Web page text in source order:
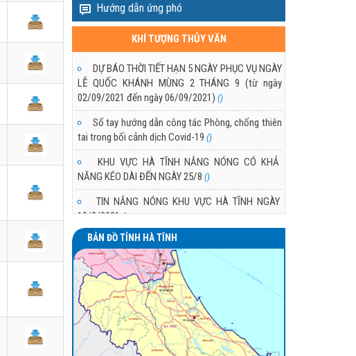
Hướng dẫn ứng phó
KHÍ TƯỢNG THỦY VĂN
DỰ BÁO THỜI TIẾT HẠN 5 NGÀY PHỤC VỤ NGÀY
LỄ QUỐC KHÁNH MÙNG 2 THÁNG 9 (từ ngày
02/09/2021 đến ngày 06/09/2021) ()
Sổ tay hướng dẫn công tác Phòng, chống thiên
tai trong bối cảnh dịch Covid-19 ()
KHU VỰC HÀ TĨNH NẮNG NÓNG CÓ KHẢ
NĂNG KÉO DÀI ĐẾN NGÀY 25/8 ()
TIN NẮNG NÓNG KHU VỰC HÀ TĨNH NGÀY
18/8/2021()
TÌNH HÌNH NẮNG NÓNG Ở KHU VỰC HÀ TĨNH
BẢN ĐỒ TỈNH HÀ TĨNH